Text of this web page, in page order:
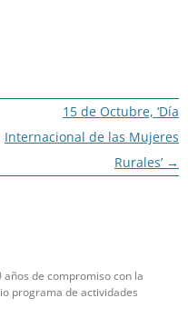
15 de Octubre, ‘Día
Internacional de las Mujeres
Rurales’ →
años de compromiso con la
programa de actividades